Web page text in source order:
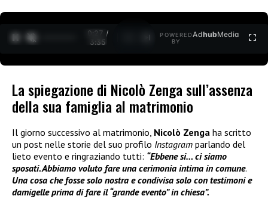
0:27 /
3:35
POWERED
BY
AdhubMedia
La spiegazione di Nicolò Zenga sull’assenza
della sua famiglia al matrimonio
Il giorno successivo al matrimonio, Nicolò Zenga ha scritto
un post nelle storie del suo profilo Instagram parlando del
lieto evento e ringraziando tutti: “Ebbene si… ci siamo
sposati. Abbiamo voluto fare una cerimonia intima in comune.
Una cosa che fosse solo nostra e condivisa solo con testimoni e
damigelle prima di fare il “grande evento” in chiesa”.